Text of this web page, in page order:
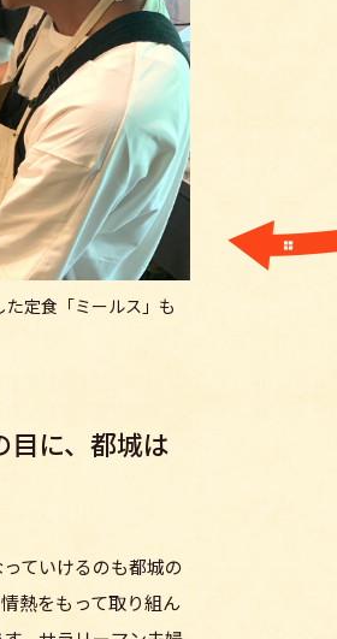
定食「ミールス」も
に、都城は
ていけるのも都城の
熱をもって取り組ん